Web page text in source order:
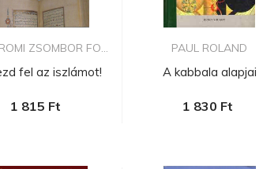
ZSOMBOR FO...
fel az iszlámot!
1 815 Ft
PAUL ROLAND
A kabbala alapjai
1 830 Ft